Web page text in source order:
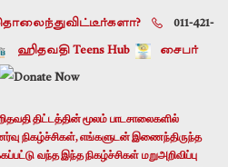
011-421-
ஹிதவதி Teens Hub சைபர்
திட்டத்தின் மூலம் பாடசாலைகளில்
நிகழ்ச்சிகள், எங்களுடன் இணைந்திருந்த
வந்த இந்த நிகழ்ச்சிகள் மறுஅறிவிப்பு